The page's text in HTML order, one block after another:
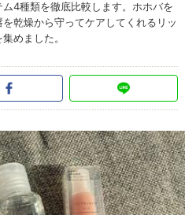
4種類を徹底比較します。ホホバを
乾燥から守ってケアしてくれるリッ
めました。